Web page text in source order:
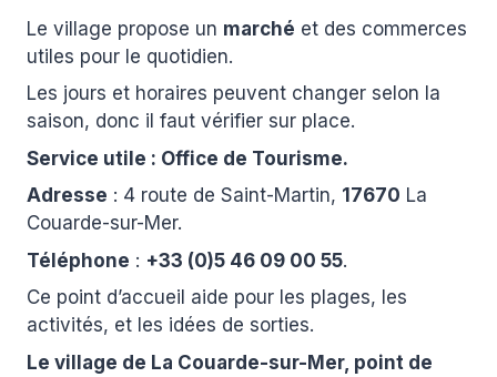
Le village propose un marché et des commerces
utiles pour le quotidien.
Les jours et horaires peuvent changer selon la
saison, donc il faut vérifier sur place.
Service utile : Office de Tourisme.
Adresse : 4 route de Saint-Martin, 17670 La
Couarde-sur-Mer.
Téléphone : +33 (0)5 46 09 00 55.
Ce point d’accueil aide pour les plages, les
activités, et les idées de sorties.
Le village de La Couarde-sur-Mer, point de